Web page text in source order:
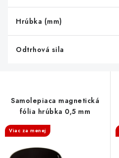
s
r
o
v
Hrúbka (mm)
Odtrhová sila
Samolepiaca magnetická
fólia hrúbka 0,5 mm
Viac za menej